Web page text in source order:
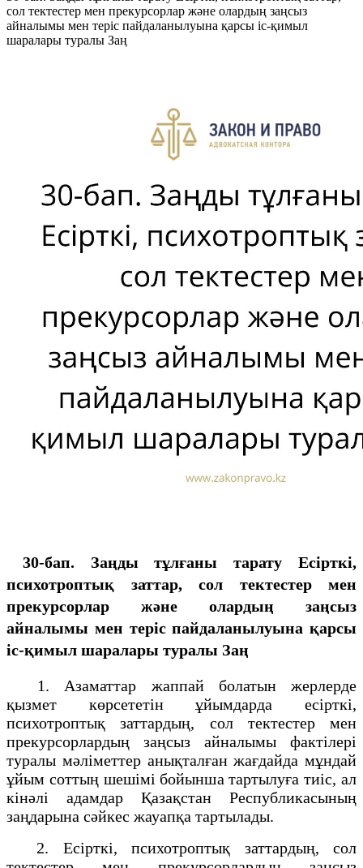
сол тектестер мен прекурсорлар және олардың заңсыз
айналымы мен терiс пайдаланылуына қарсы iс-қимыл
шаралары туралы Заң
30-бап. Заңды тұлғаны тарату Есiрткi,
психотроптық заттар, сол тектестер мен
прекурсорлар және олардың заңсыз
айналымы мен терiс пайдаланылуына қарсы
iс-қимыл шаралары туралы Заң
1. Азаматтар жаппай болатын жерлерде
қызмет көрсететiн ұйымдарда есiрткi,
психотроптық заттардың, сол тектестер мен
прекурсорлардың заңсыз айналымы фактiлерi
туралы мәлiметтер анықталған жағдайда мұндай
ұйым соттың шешiмi бойынша тартылуға тиiс, ал
кiнәлi адамдар Қазақстан Республикасының
заңдарына сәйкес жауапқа тартылады.
2. Есірткі, психотроптық заттардың, сол